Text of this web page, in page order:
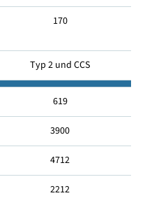
170
Typ 2 und CCS
619
3900
4712
2212